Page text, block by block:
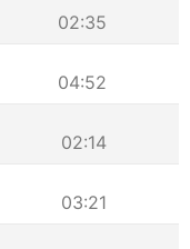
02:35
04:52
02:14
03:21